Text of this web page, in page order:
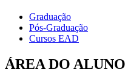
Graduação
Pós-Graduação
Cursos EAD
ÁREA DO ALUNO